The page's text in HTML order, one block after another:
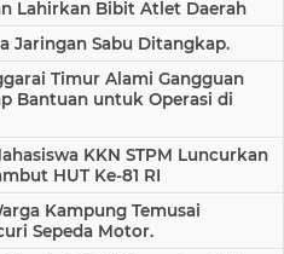
Lahirkan Bibit Atlet Daerah
Jaringan Sabu Ditangkap.
Timur Alami Gangguan
Bantuan untuk Operasi di
KKN STPM Luncurkan
HUT Ke-81 RI
Kampung Temusai
Sepeda Motor.